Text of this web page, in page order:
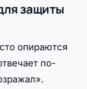
защиты
опираются
по-